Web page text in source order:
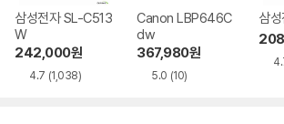
삼성전자 SL-C513
W
242,000원
4.7 (1,038)
Canon LBP646C
dw
367,980원
5.0 (10)
삼